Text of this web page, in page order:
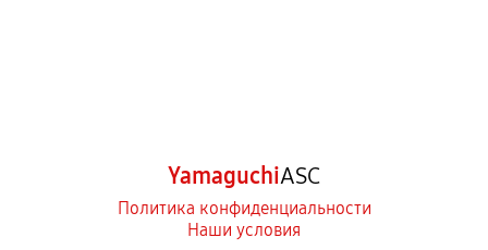
YamaguchiASC
Политика конфиденциальности
Наши условия